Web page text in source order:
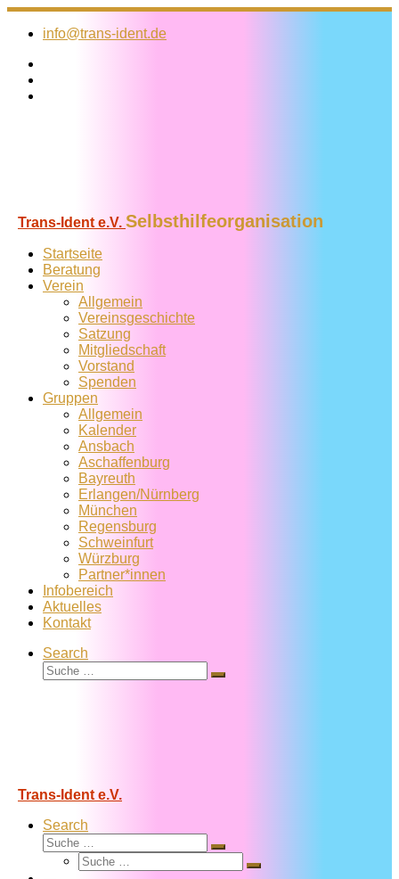
Zum
Inhalt
info@trans-ident.de
Trans-Ident e.V. Selbsthilfeorganisation
Startseite
Beratung
Verein
Allgemein
Vereins­geschichte
Satzung
Mitglied­schaft
Vorstand
Spenden
Gruppen
Allgemein
Kalender
Ansbach
Aschaffenburg
Bayreuth
Erlangen/Nürnberg
München
Regensburg
Schweinfurt
Würzburg
Partner*innen
Infobereich
Aktuelles
Kontakt
Search
Suche
Suche
Trans-Ident e.V.
Search
Suche
Suche
Suche
Suche